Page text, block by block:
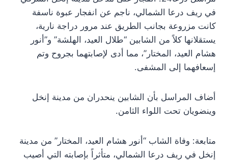
في ريف درعا الشمالي، ناجم عن انفجار عبوة ناسفة
كانت مزروعة بجانب الطريق عند مرور دراجة نارية،
يستقلانها كلاً من الشابين “طلال العيد، الهلشة” و”أنور
هشام العيد، المختار”، مما أدى لإصابتهما بجروح وتم
إسعافهما إلى المشفى.
أضاف المراسل بأن الشابين ينحدران من مدينة إنخل
وينضويان تحت اللواء الثامن.
متابعة: وفاة الشاب “أنور هشام العيد، المختار” من مدينة
إنخل في ريف درعا الشمالي، متأثراً بإصابته التي أصيب